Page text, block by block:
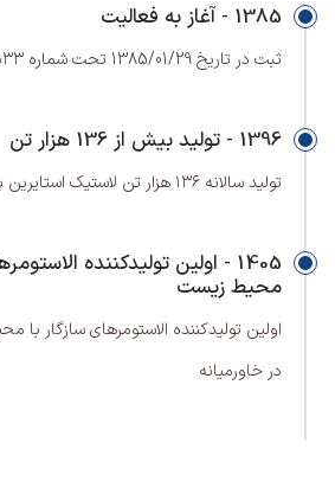
1385 - آغاز به فعالیت
ثبت در تاریخ 1385/01/29 تحت شماره ۲۶۸۵۳۳ در اداره ثبت
1396 - تولید بیش از 136 هزار تن
تولید سالانه ۱۳۶ هزار تن لاستیک استایرین بوتادین
1405 - اولین تولیدکننده
محیط زیست
در خاورمیانه